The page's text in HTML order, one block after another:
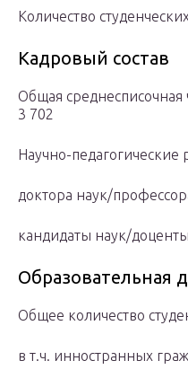
Количество
Кадровый состав
Общая
3 702
Научно-
доктора наук/
кандидаты наук/
Образовательная
Общее количество
в т.ч. инностранных